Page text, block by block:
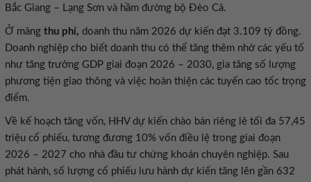
Bắc Giang – Lạng Sơn và hầm đường bộ Đèo Cả.
Ở mảng thu phí, doanh thu năm 2026 dự kiến đạt 3.109 tỷ đồng.
Doanh nghiệp cho biết doanh thu có thể tăng thêm nhờ các yếu tố
như tăng trưởng GDP giai đoạn 2026 – 2030, gia tăng số lượng
phương tiện giao thông và việc hoàn thiện các tuyến cao tốc trọng
điểm.
Về kế hoạch tăng vốn, HHV dự kiến chào bán riêng lẻ tối đa 57,45
triệu cổ phiếu, tương đương 10% vốn điều lệ trong giai đoạn
2026 – 2027 cho nhà đầu tư chứng khoán chuyên nghiệp. Sau
phát hành, số lượng cổ phiếu lưu hành dự kiến tăng lên gần 632